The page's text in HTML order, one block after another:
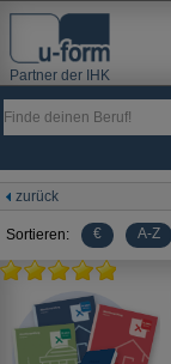
Partner der IHK
zurück
Sortieren: € A-Z